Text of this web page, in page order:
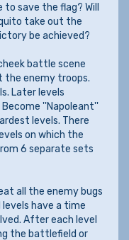
save the flag? Will
take out the
be achieved?
battle scene
the enemy troops.
Later levels
''Napoleant''
levels. There
on which the
6 separate sets
all the enemy bugs
have a time
After each level
the battlefield or